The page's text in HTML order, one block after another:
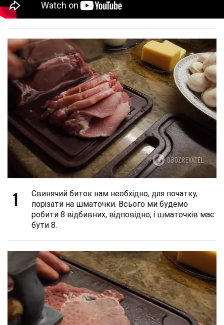
1
Свинячий биток нам необхідно, для початку,
порізати на шматочки. Всього ми будемо
робити 8 відбивних, відповідно, і шматочків має
бути 8.